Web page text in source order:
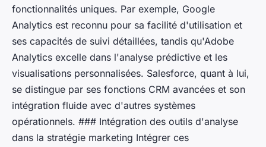
fonctionnalités uniques. Par exemple, Google
Analytics est reconnu pour sa facilité d'utilisation et
ses capacités de suivi détaillées, tandis qu'Adobe
Analytics excelle dans l'analyse prédictive et les
visualisations personnalisées. Salesforce, quant à lui,
se distingue par ses fonctions CRM avancées et son
intégration fluide avec d'autres systèmes
opérationnels. ### Intégration des outils d'analyse
dans la stratégie marketing Intégrer ces